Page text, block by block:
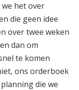
het over
die geen idee
over twee weken
dan om
te komen
ons orderboek
die we